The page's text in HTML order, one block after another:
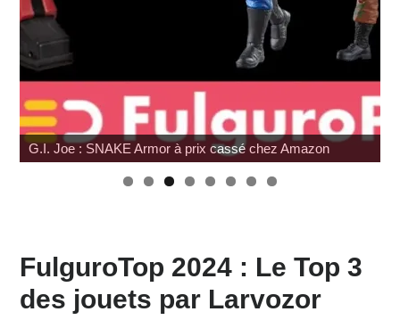
SDCC 2026 : Toutes les infos
FulguroTop 2024 : Le Top 3
des jouets par Larvozor